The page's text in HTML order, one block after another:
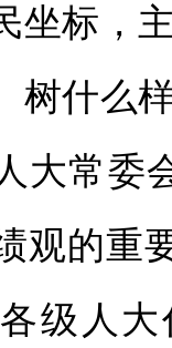
标，主
树什么
大常委
观的重
级人